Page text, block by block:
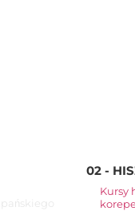
02 -
Kursy